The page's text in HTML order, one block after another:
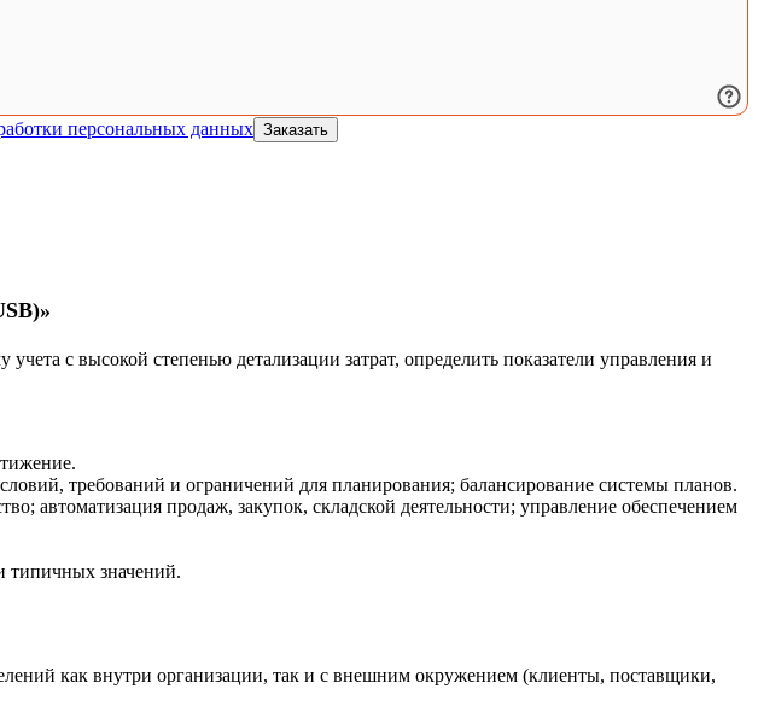
персональных данных Заказать
с высокой степенью детализации затрат, определить показатели управления и
требований и ограничений для планирования; балансирование системы планов.
автоматизация продаж, закупок, складской деятельности; управление обеспечением
типичных значений.
как внутри организации, так и с внешним окружением (клиенты, поставщики,